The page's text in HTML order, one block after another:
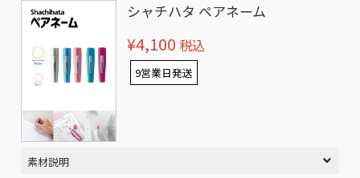
シャチハタ ペアネーム
¥4,100 税込
9営業日発送
素材説明